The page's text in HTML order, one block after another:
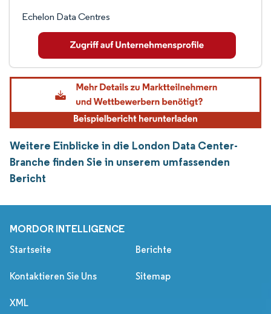
Echelon Data Centres
Weitere Einblicke in die London Data Center-
Branche finden Sie in unserem umfassenden
Bericht
MORDOR INTELLIGENCE
Startseite Berichte
Kontaktieren Sie Uns Sitemap
XML